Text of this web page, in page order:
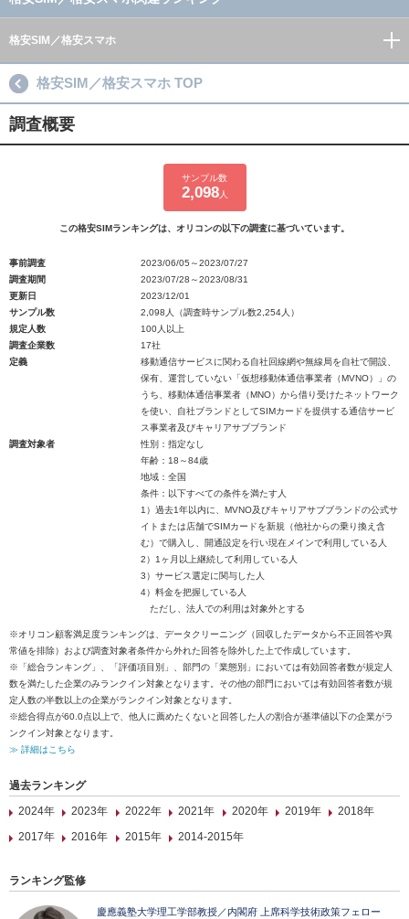
格安SIM／格安スマホ
格安SIM／格安スマホ TOP
調査概要
サンプル数
2,098人
この格安SIMランキングは、オリコンの以下の調査に基づいています。
事前調査
2023/06/05～2023/07/27
調査期間
2023/07/28～2023/08/31
更新日
2023/12/01
サンプル数
2,098人（調査時サンプル数2,254人）
規定人数
100人以上
調査企業数
17社
定義
移動通信サービスに関わる自社回線網や無線局を自社で開設、
保有、運営していない「仮想移動体通信事業者（MVNO）」の
うち、移動体通信事業者（MNO）から借り受けたネットワーク
を使い、自社ブランドとしてSIMカードを提供する通信サービ
ス事業者及びキャリアサブブランド
調査対象者
性別：指定なし
年齢：18～84歳
地域：全国
条件：以下すべての条件を満たす人
1）過去1年以内に、MVNO及びキャリアサブブランドの公式サ
イトまたは店舗でSIMカードを新規（他社からの乗り換え含
む）で購入し、開通設定を行い現在メインで利用している人
2）1ヶ月以上継続して利用している人
3）サービス選定に関与した人
4）料金を把握している人
ただし、法人での利用は対象外とする
※オリコン顧客満足度ランキングは、データクリーニング（回収したデータから不正回答や異
常値を排除）および調査対象者条件から外れた回答を除外した上で作成しています。
※「総合ランキング」、「評価項目別」、部門の「業態別」においては有効回答者数が規定人
数を満たした企業のみランクイン対象となります。その他の部門においては有効回答者数が規
定人数の半数以上の企業がランクイン対象となります。
※総合得点が60.0点以上で、他人に薦めたくないと回答した人の割合が基準値以下の企業がラ
ンクイン対象となります。
≫ 詳細はこちら
過去ランキング
2024年
2023年 2022年 2021年 2020年 2019年
2018年
2017年
2016年 2015年 2014-2015年
ランキング監修
慶應義塾大学理工学部教授／内閣府 上席科学技術政策フェロー